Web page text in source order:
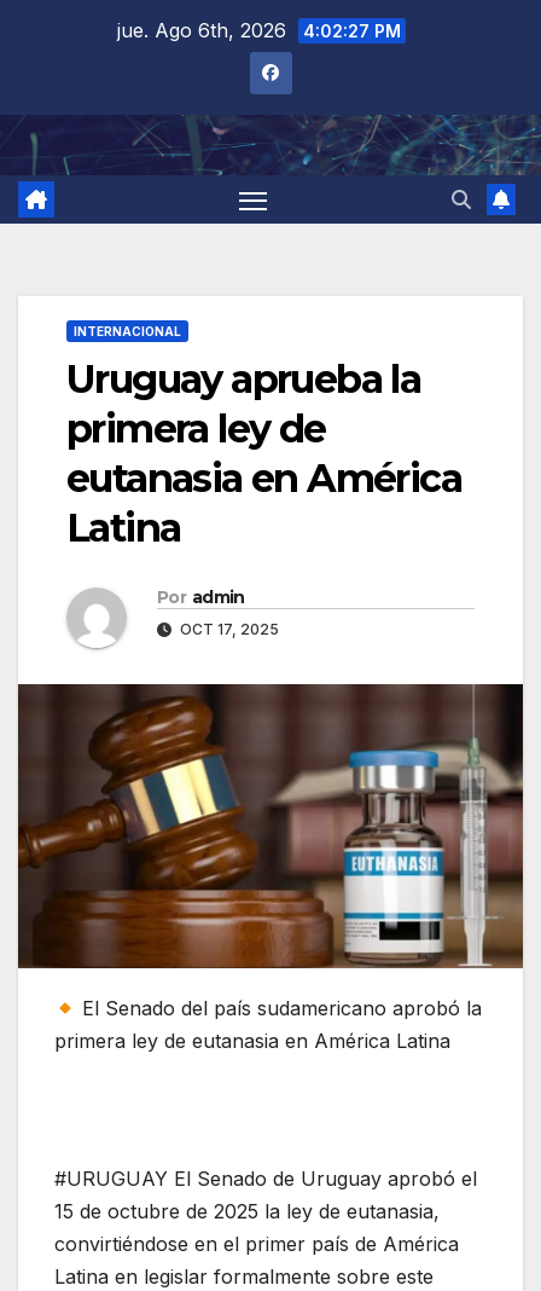
jue. Ago 6th, 2026 4:02:28 PM
INTERNACIONAL
Uruguay aprueba la
primera ley de
eutanasia en América
Latina
Por admin
OCT 17, 2025
El Senado del país sudamericano aprobó la
primera ley de eutanasia en América Latina
#URUGUAY El Senado de Uruguay aprobó el
15 de octubre de 2025 la ley de eutanasia,
convirtiéndose en el primer país de América
Latina en legislar formalmente sobre este